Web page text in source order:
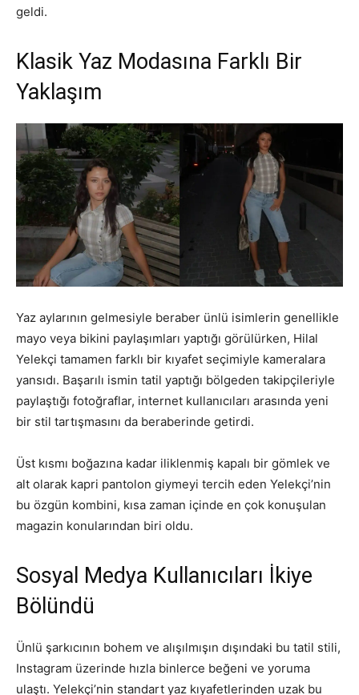
geldi.
Klasik Yaz Modasına Farklı Bir
Yaklaşım
Yaz aylarının gelmesiyle beraber ünlü isimlerin genellikle
mayo veya bikini paylaşımları yaptığı görülürken, Hilal
Yelekçi tamamen farklı bir kıyafet seçimiyle kameralara
yansıdı. Başarılı ismin tatil yaptığı bölgeden takipçileriyle
paylaştığı fotoğraflar, internet kullanıcıları arasında yeni
bir stil tartışmasını da beraberinde getirdi.
Üst kısmı boğazına kadar iliklenmiş kapalı bir gömlek ve
alt olarak kapri pantolon giymeyi tercih eden Yelekçi’nin
bu özgün kombini, kısa zaman içinde en çok konuşulan
magazin konularından biri oldu.
Sosyal Medya Kullanıcıları İkiye
Bölündü
Ünlü şarkıcının bohem ve alışılmışın dışındaki bu tatil stili,
Instagram üzerinde hızla binlerce beğeni ve yoruma
ulaştı. Yelekçi’nin standart yaz kıyafetlerinden uzak bu